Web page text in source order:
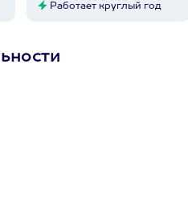
Работает круглый год